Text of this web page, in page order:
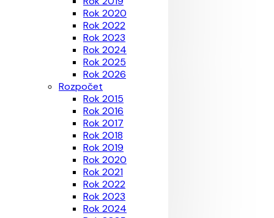
Rok 2020
Rok 2022
Rok 2023
Rok 2024
Rok 2025
Rok 2026
Rozpočet
Rok 2015
Rok 2016
Rok 2017
Rok 2018
Rok 2019
Rok 2020
Rok 2021
Rok 2022
Rok 2023
Rok 2024